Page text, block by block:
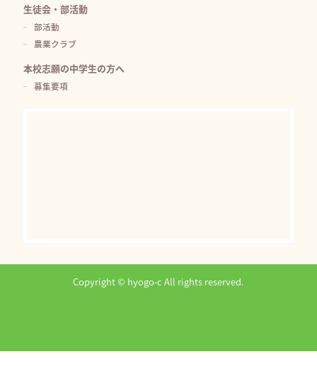
生徒会・部活動
部活動
農業クラブ
本校志願の中学生の方へ
募集要項
Copyright © hyogo-c All rights reserved.